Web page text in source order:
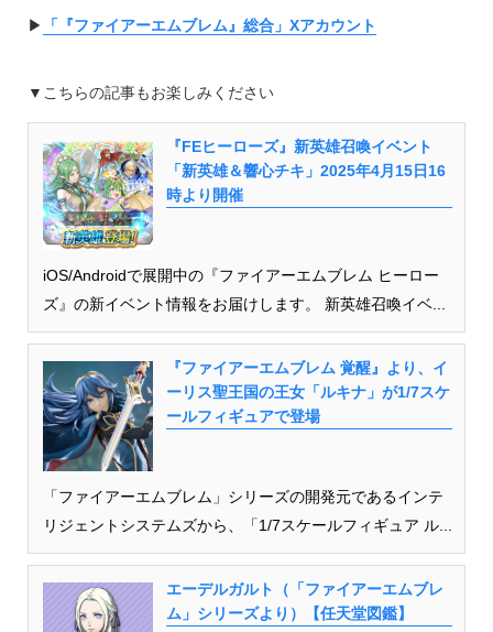
▶︎ 「『ファイアーエムブレム』総合」Xアカウント
▼こちらの記事もお楽しみください
『FEヒーローズ』新英雄召喚イベント
「新英雄＆響心チキ」2025年4月15日16
時より開催
iOS/Androidで展開中の『ファイアーエムブレム ヒーロー
ズ』の新イベント情報をお届けします。 新英雄召喚イベ...
『ファイアーエムブレム 覚醒』より、イ
ーリス聖王国の王女「ルキナ」が1/7スケ
ールフィギュアで登場
「ファイアーエムブレム」シリーズの開発元であるインテ
リジェントシステムズから、「1/7スケールフィギュア ル...
エーデルガルト（「ファイアーエムブレ
ム」シリーズより）【任天堂図鑑】